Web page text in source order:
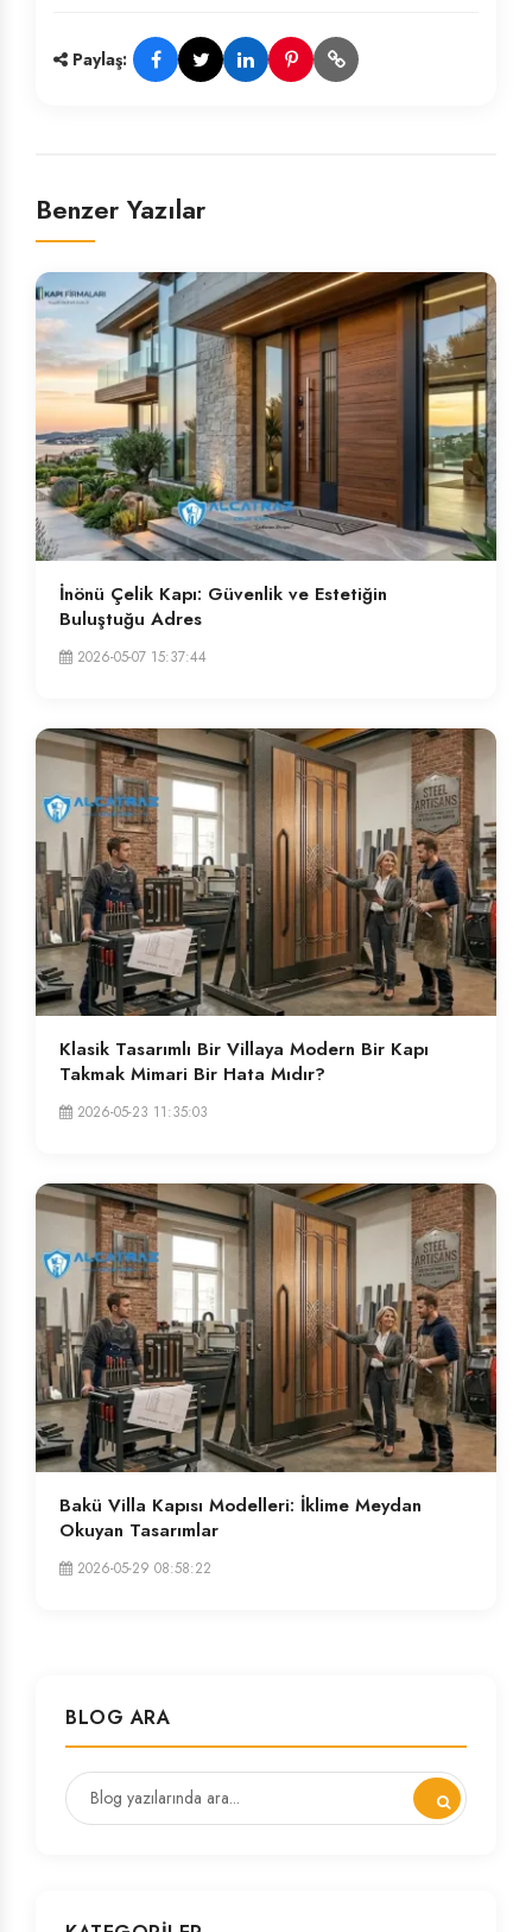
Paylaş:
Benzer Yazılar
İnönü Çelik Kapı: Güvenlik ve Estetiğin
Buluştuğu Adres
2026-05-07 15:37:44
Klasik Tasarımlı Bir Villaya Modern Bir Kapı
Takmak Mimari Bir Hata Mıdır?
2026-05-23 11:35:03
Bakü Villa Kapısı Modelleri: İklime Meydan
Okuyan Tasarımlar
2026-05-29 08:58:22
BLOG ARA